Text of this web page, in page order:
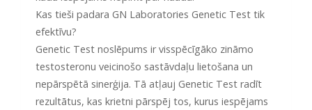
Kas tieši padara GN Laboratories Genetic Test tik
efektīvu?
Genetic Test noslēpums ir visspēcīgāko zināmo
testosteronu veicinošo sastāvdaļu lietošana un
nepārspētā sinerģija. Tā atļauj Genetic Test radīt
rezultātus, kas krietni pārspēj tos, kurus iespējams